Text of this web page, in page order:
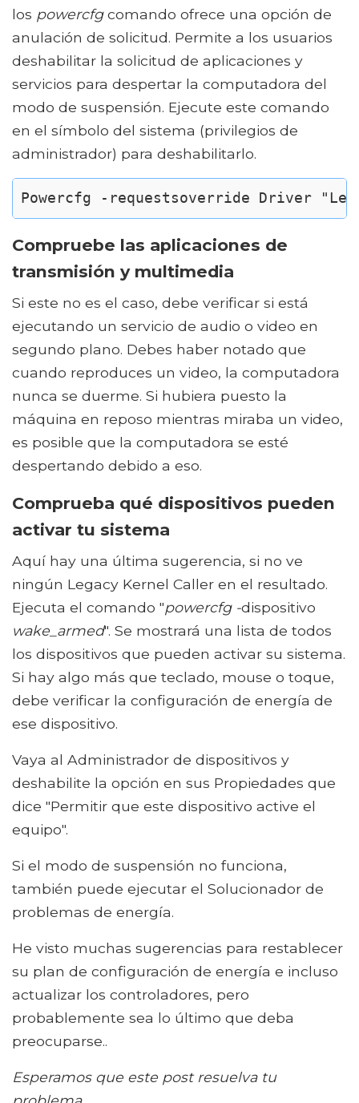
los powercfgcomando ofrece una opción de
anulación de solicitud. Permite a los usuarios
deshabilitar la solicitud de aplicaciones y
servicios para despertar la computadora del
modo de suspensión. Ejecute este comando
en el símbolo del sistema (privilegios de
administrador) para deshabilitarlo.
Powercfg -requestsoverride Driver
Compruebe las aplicaciones de
transmisión y multimedia
Si este no es el caso, debe verificar si está
ejecutando un servicio de audio o video en
segundo plano. Debes haber notado que
cuando reproduces un video, la computadora
nunca se duerme. Si hubiera puesto la
máquina en reposo mientras miraba un video,
es posible que la computadora se esté
despertando debido a eso.
Comprueba qué dispositivos pueden
activar tu sistema
Aquí hay una última sugerencia, si no ve
ningún Legacy Kernel Caller en el resultado.
Ejecuta el comando "powercfg -dispositivo
wake_armed". Se mostrará una lista de todos
los dispositivos que pueden activar su sistema.
Si hay algo más que teclado, mouse o toque,
debe verificar la configuración de energía de
ese dispositivo.
Vaya al Administrador de dispositivos y
deshabilite la opción en sus Propiedades que
dice "Permitir que este dispositivo active el
equipo".
Si el modo de suspensión no funciona,
también puede ejecutar el Solucionador de
problemas de energía.
He visto muchas sugerencias para restablecer
su plan de configuración de energía e incluso
actualizar los controladores, pero
probablemente sea lo último que deba
preocuparse..
Esperamos que este post resuelva tu